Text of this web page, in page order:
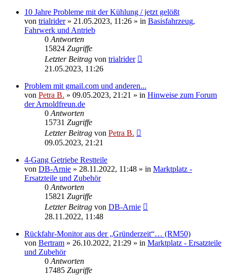
10 Jahre Probleme mit der Kühlung / jetzt gelößt
von trialrider» 21.05.2023, 11:26 » in Basisfahrzeug,
Fahrwerk und Antrieb
0Antworten
15824 Zugriffe
Letzter Beitrag von trialrider
21.05.2023, 11:26
Problem mit gmail.com und anderen...
von Petra B. » 09.05.2023, 21:21 » in Hinweise zum Forum
der Arnoldfreun.de
0Antworten
15731 Zugriffe
Letzter Beitrag von Petra B.
09.05.2023, 21:21
4-Gang Getriebe Restteile
von DB-Arnie » 28.11.2022, 11:48 » in Marktplatz -
Ersatzteile und Zubehör
0Antworten
15821 Zugriffe
Letzter Beitrag von DB-Arnie
28.11.2022, 11:48
Rückfahr-Monitor aus der „Gründerzeit“… (RM50)
von Bertram » 26.10.2022, 21:29 » in Marktplatz - Ersatzteile
und Zubehör
0Antworten
17485 Zugriffe